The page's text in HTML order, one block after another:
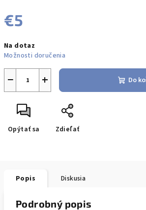
€5
cena:
Na dotaz
Možnosti doručenia
+
− Do
Opýtať sa Zdieľať
Popis Diskusia
Podrobný popis